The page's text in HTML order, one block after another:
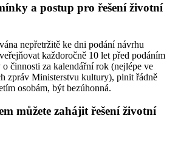
a postup pro řešení životní
nepřetržitě ke dni podání návrhu
každoročně 10 let před podáním
činnosti za kalendářní rok (nejlépe ve
zpráv Ministerstvu kultury), plnit řádně
osobám, být bezúhonná.
můžete zahájit řešení životní